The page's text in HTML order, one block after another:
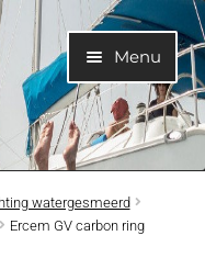
Menu
Submenu
watergesmeerd
Ercem GV carbon ring